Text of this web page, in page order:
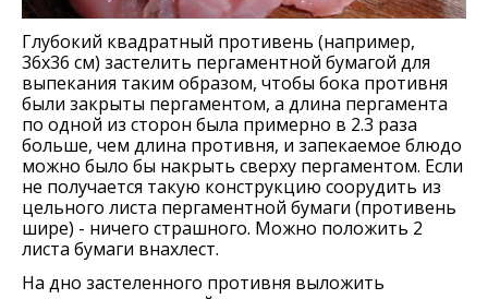
Глубокий квадратный противень (например,
36х36 см) застелить пергаментной бумагой для
выпекания таким образом, чтобы бока противня
были закрыты пергаментом, а длина пергамента
по одной из сторон была примерно в 2.3 раза
больше, чем длина противня, и запекаемое блюдо
можно было бы накрыть сверху пергаментом. Если
не получается такую конструкцию соорудить из
цельного листа пергаментной бумаги (противень
шире) - ничего страшного. Можно положить 2
листа бумаги внахлест.
На дно застеленного противня выложить